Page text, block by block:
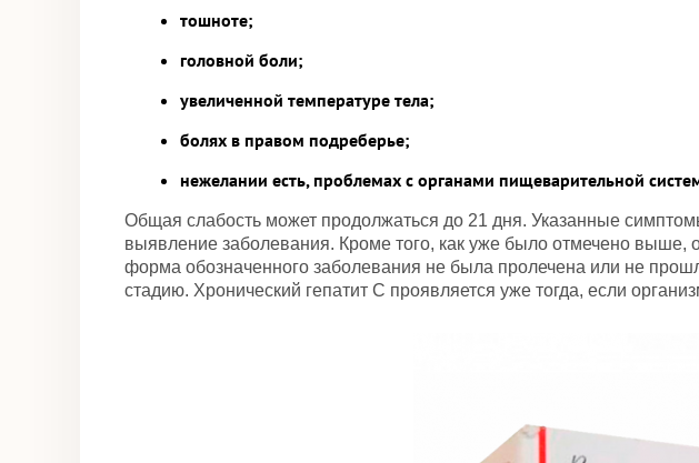
тошноте;
головной боли;
увеличенной температуре тела;
болях в правом подреберье;
нежелании есть, проблемах с органами пищеварительной
Общая слабость может продолжаться до 21 дня. Указанные
выявление заболевания. Кроме того, как уже было отмечено выше,
форма обозначенного заболевания не была пролечена или не
стадию. Хронический гепатит С проявляется уже тогда, если